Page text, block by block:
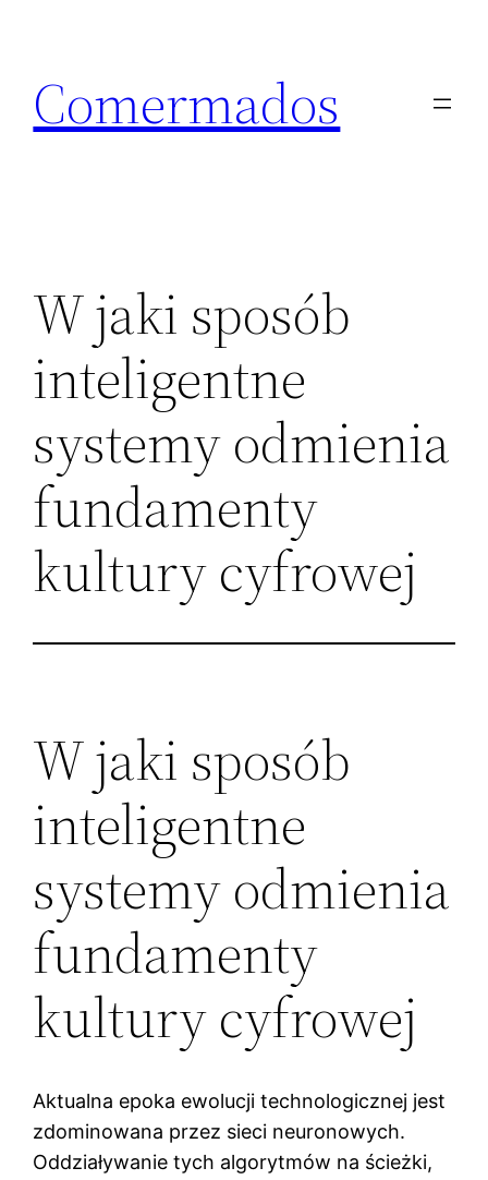
content
Comermados
W jaki sposób
inteligentne
systemy odmienia
fundamenty
kultury cyfrowej
W jaki sposób
inteligentne
systemy odmienia
fundamenty
kultury cyfrowej
Aktualna epoka ewolucji technologicznej jest
zdominowana przez sieci neuronowych.
Oddziaływanie tych algorytmów na ścieżki,